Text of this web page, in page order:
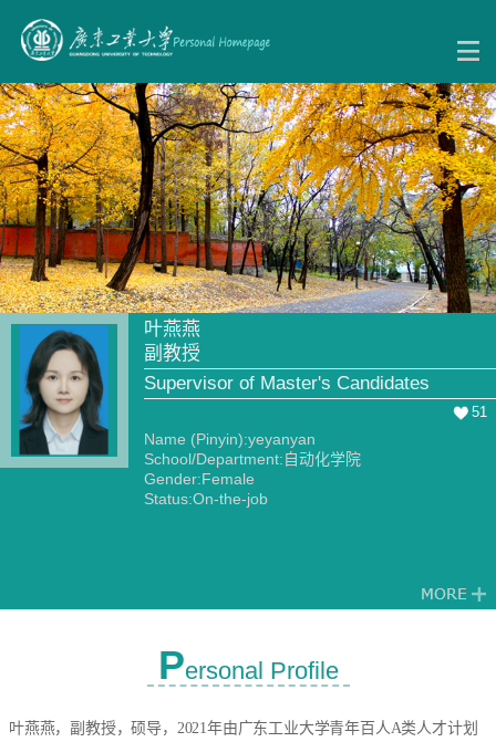
叶燕燕
副教授
Supervisor of Master's Candidates
51
Name (Pinyin):yeyanyan
School/Department:自动化学院
Gender:Female
Status:On-the-job
Personal Profile
叶燕燕，副教授，硕导， 2021年由广东工业大学青年百人A类人才计划